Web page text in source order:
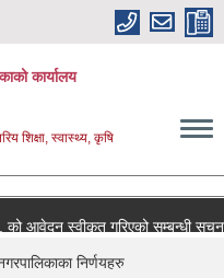
कार्यालय
शिक्षा, स्वास्थ्य, कृषि
स्वीकृत गरिएको सम्बन्धी सूचना ।।
निर्णयहरु